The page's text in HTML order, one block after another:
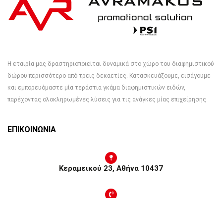
Η εταιρία μας δραστηριοποιείται δυναμικά στο χώρο του διαφημιστικού
δώρου περισσότερο από τρεις δεκαετίες. Κατασκευάζουμε, εισάγουμε
και εμπορευόμαστε μία τεράστια γκάμα διαφημιστικών ειδών,
παρέχοντας ολοκληρωμένες λύσεις για τις ανάγκες μίας επιχείρησης
ΕΠΙΚΟΙΝΩΝΙΑ
Κεραμεικού 23, Αθήνα 10437